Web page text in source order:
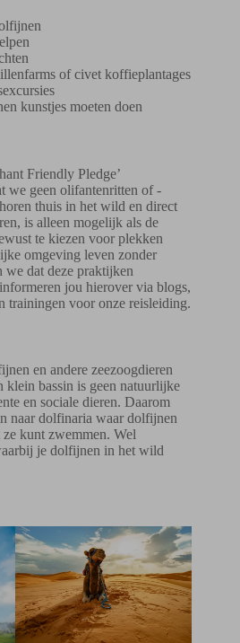
of civet koffieplantages
kunstjes moeten doen
Friendly Pledge’
we geen olifantenritten of -
thuis in het wild en direct
is alleen mogelijk als de
te kiezen voor plekken
omgeving leven zonder
we dat deze praktijken
jou hierover via blogs,
trainingen voor onze reisleiding.
en andere zeezoogdieren
bassin is geen natuurlijke
en sociale dieren. Daarom
naar dolfinaria waar dolfijnen
kunt zwemmen. Wel
je dolfijnen in het wild